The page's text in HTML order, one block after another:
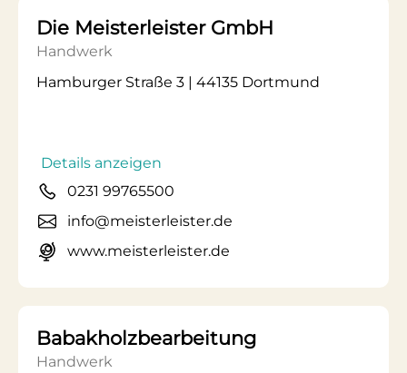
Die Meisterleister GmbH
Handwerk
Hamburger Straße 3 | 44135 Dortmund
Details anzeigen
0231 99765500
info@meisterleister.de
www.meisterleister.de
Babakholzbearbeitung
Handwerk